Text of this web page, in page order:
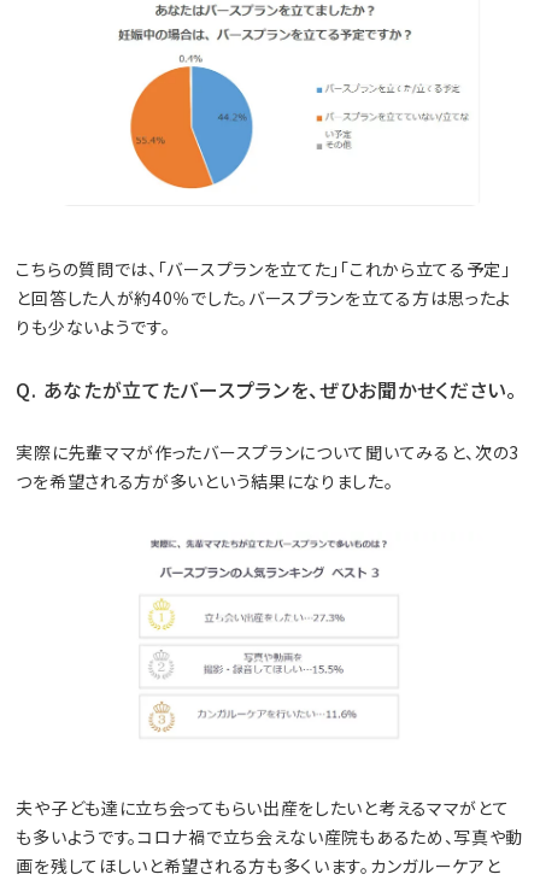
こちらの質問では、「バースプランを立てた」「これから立てる予定」
と回答した人が約40％でした。バースプランを立てる方は思ったよ
りも少ないようです。
Q. あなたが立てたバースプランを、ぜひお聞かせください。
実際に先輩ママが作ったバースプランについて聞いてみると、次の3
つを希望される方が多いという結果になりました。
夫や子ども達に立ち会ってもらい出産をしたいと考えるママがとて
も多いようです。コロナ禍で立ち会えない産院もあるため、写真や動
画を残してほしいと希望される方も多くいます。カンガルーケアと